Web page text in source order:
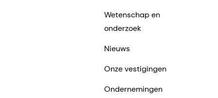
Wetenschap en
onderzoek
Nieuws
Onze vestigingen
Ondernemingen